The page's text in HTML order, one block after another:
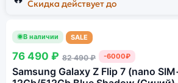
Скидка действует до
В наличии SALE
76 490 ₽ 82 490 ₽ -6000₽
Samsung Galaxy Z Flip 7 (nano